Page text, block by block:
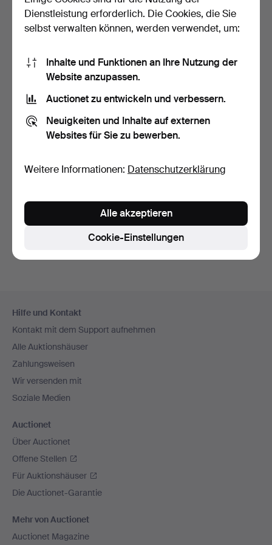
Perpetual, Datejust,
Chronom…
mm, 18K Weißgold, 2…
6 Tage
Sie können auch in
Beendete Auktionen aus unserem
Navigation
Hilfe und Kontakt
Kontakt mit dem Support aufnehmen
Alle Auktionshäuser
Zahlungsweisen
Wir versenden mit
Soziale Medien
Auctionet
Über Auctionet
Offene Stellen
Für Auktionshäuser
Die Auctionet-Garantie
Mehr von Auctionet
Auctionet Magazine
Dienstleistung erforderlich. Die Cookies, die Sie
selbst verwalten können, werden verwendet, um:
Inhalte und Funktionen an Ihre Nutzung der
Website anzupassen.
Auctionet zu entwickeln und verbessern.
Neuigkeiten und Inhalte auf externen
Websites für Sie zu bewerben.
Weitere Informationen: Datenschutzerklärung
Cookie-Einstellungen
Alle akzeptieren